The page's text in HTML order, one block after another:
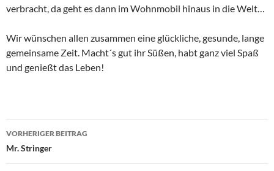
verbracht, da geht es dann im Wohnmobil hinaus in die Welt…
Wir wünschen allen zusammen eine glückliche, gesunde, lange
gemeinsame Zeit. Macht´s gut ihr Süßen, habt ganz viel Spaß
und genießt das Leben!
Beitragsnavigation
VORHERIGER BEITRAG
Mr. Stringer